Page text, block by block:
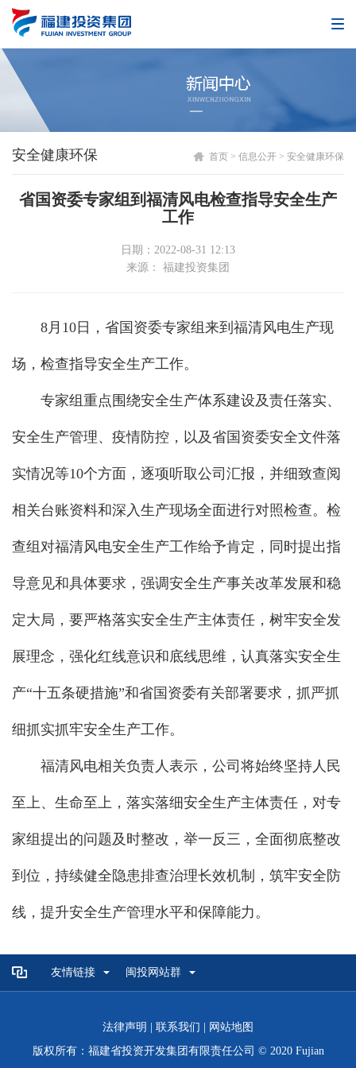
安全健康环保 首页 > 信息公开 > 安全健康环保
省国资委专家组到福清风电检查指导安全生产
工作
日期：2022-08-31 12:13
来源： 福建投资集团
8月10日，省国资委专家组来到福清风电生产现
场，检查指导安全生产工作。
专家组重点围绕安全生产体系建设及责任落实、
安全生产管理、疫情防控，以及省国资委安全文件落
实情况等10个方面，逐项听取公司汇报，并细致查阅
相关台账资料和深入生产现场全面进行对照检查。检
查组对福清风电安全生产工作给予肯定，同时提出指
导意见和具体要求，强调安全生产事关改革发展和稳
定大局，要严格落实安全生产主体责任，树牢安全发
展理念，强化红线意识和底线思维，认真落实安全生
产“十五条硬措施”和省国资委有关部署要求，抓严抓
细抓实抓牢安全生产工作。
福清风电相关负责人表示，公司将始终坚持人民
至上、生命至上，落实落细安全生产主体责任，对专
家组提出的问题及时整改，举一反三，全面彻底整改
到位，持续健全隐患排查治理长效机制，筑牢安全防
线，提升安全生产管理水平和保障能力。
友情链接 闽投网站群
法律声明 联系我们
网站地图
版权所有：福建省投资开发集团有限责任公司 © 2020 Fujian